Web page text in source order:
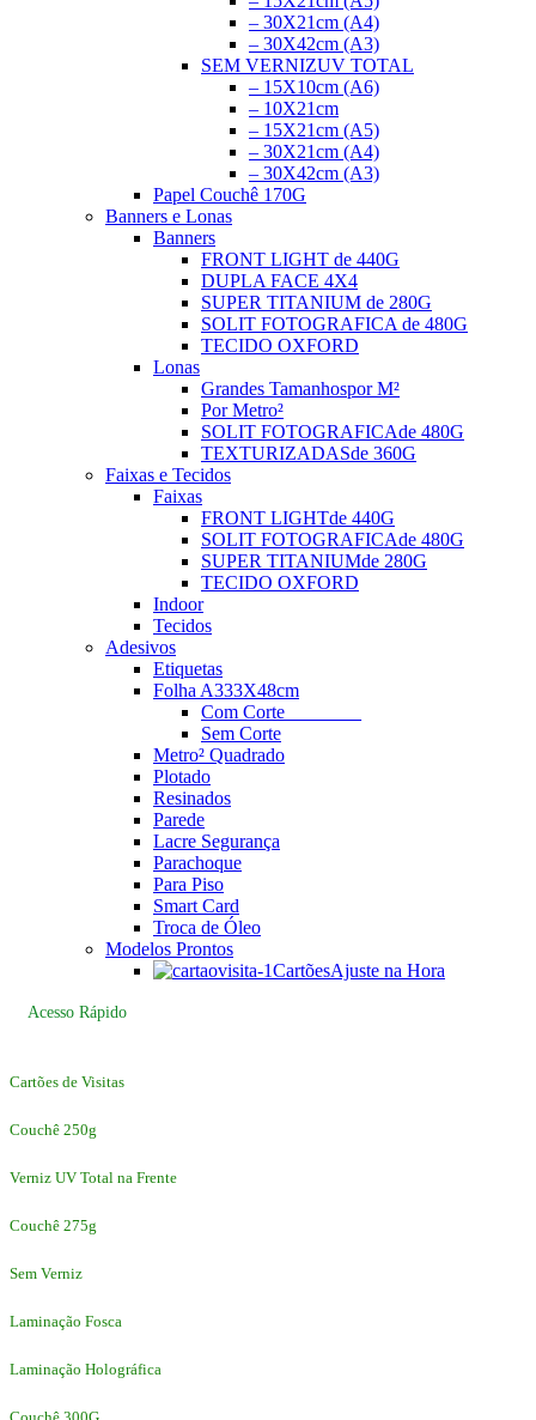
– 30X21cm (A4)
– 30X42cm (A3)
SEM VERNIZUV TOTAL
– 15X10cm (A6)
– 10X21cm
– 15X21cm (A5)
– 30X21cm (A4)
– 30X42cm (A3)
Papel Couchê 170G
Banners e Lonas
Banners
FRONT LIGHT de 440G
DUPLA FACE 4X4
SUPER TITANIUM de 280G
SOLIT FOTOGRAFICA de 480G
TECIDO OXFORD
Lonas
Grandes Tamanhospor M²
Por Metro²
SOLIT FOTOGRAFICAde 480G
TEXTURIZADASde 360G
Faixas e Tecidos
Faixas
FRONT LIGHTde 440G
SOLIT FOTOGRAFICAde 480G
SUPER TITANIUMde 280G
TECIDO OXFORD
Indoor
Tecidos
Adesivos
Etiquetas
Folha A333X48cm
Com Corte
Sem Corte
Metro² Quadrado
Plotado
Resinados
Parede
Lacre Segurança
Parachoque
Para Piso
Smart Card
Troca de Óleo
Modelos Prontos
CartõesAjuste na Hora
Acesso Rápido
Cartões de Visitas
Couchê 250g
Verniz UV Total na Frente
Couchê 275g
Sem Verniz
Laminação Fosca
Laminação Holográfica
Couchê 300G